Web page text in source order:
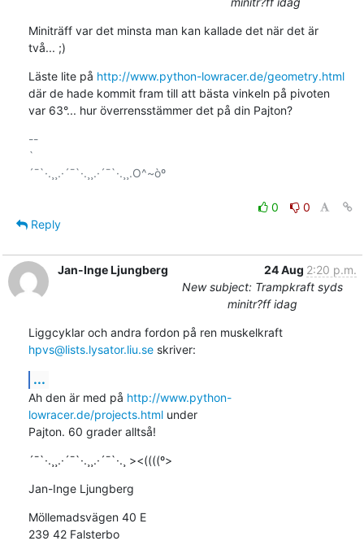
Miniträff var det minsta man kan kallade det när det är
två... ;)
Läste lite på http://www.python-lowracer.de/geometry.html
där de hade kommit fram till att bästa vinkeln på pivoten
var 63°... hur överrensstämmer det på din Pajton?
--
`
´¯`·.¸¸.·´¯`·.¸¸.·´¯`·.¸¸.O^~òº
0
0
Reply
Jan-Inge Ljungberg 24 Aug 2:20 p.m.
New subject: Trampkraft syds
minitr?ff idag
Liggcyklar och andra fordon på ren muskelkraft
hpvs@lists.lysator.liu.se skriver:
...
Ah den är med på http://www.python-
lowracer.de/projects.html under
Pajton. 60 grader alltså!
´¯`·.¸¸.·´¯`·.¸¸.·´¯`·.¸ ><((((º>
Jan-Inge Ljungberg
Möllemadsvägen 40 E
239 42 Falsterbo